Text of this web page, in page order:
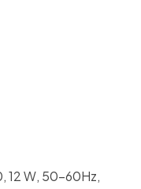
W, 50-60Hz,